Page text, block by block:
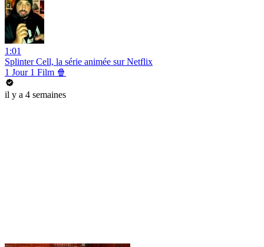
1:01
Splinter Cell, la série animée sur Netflix
1 Jour 1 Film 🍿
il y a 4 semaines